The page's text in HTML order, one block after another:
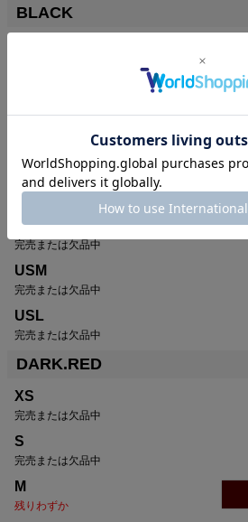
BLACK
L
XL
完売または欠品中
USM
完売または欠品中
USL
完売または欠品中
DARK.RED
XS
完売または欠品中
S
完売または欠品中
M
残りわずか